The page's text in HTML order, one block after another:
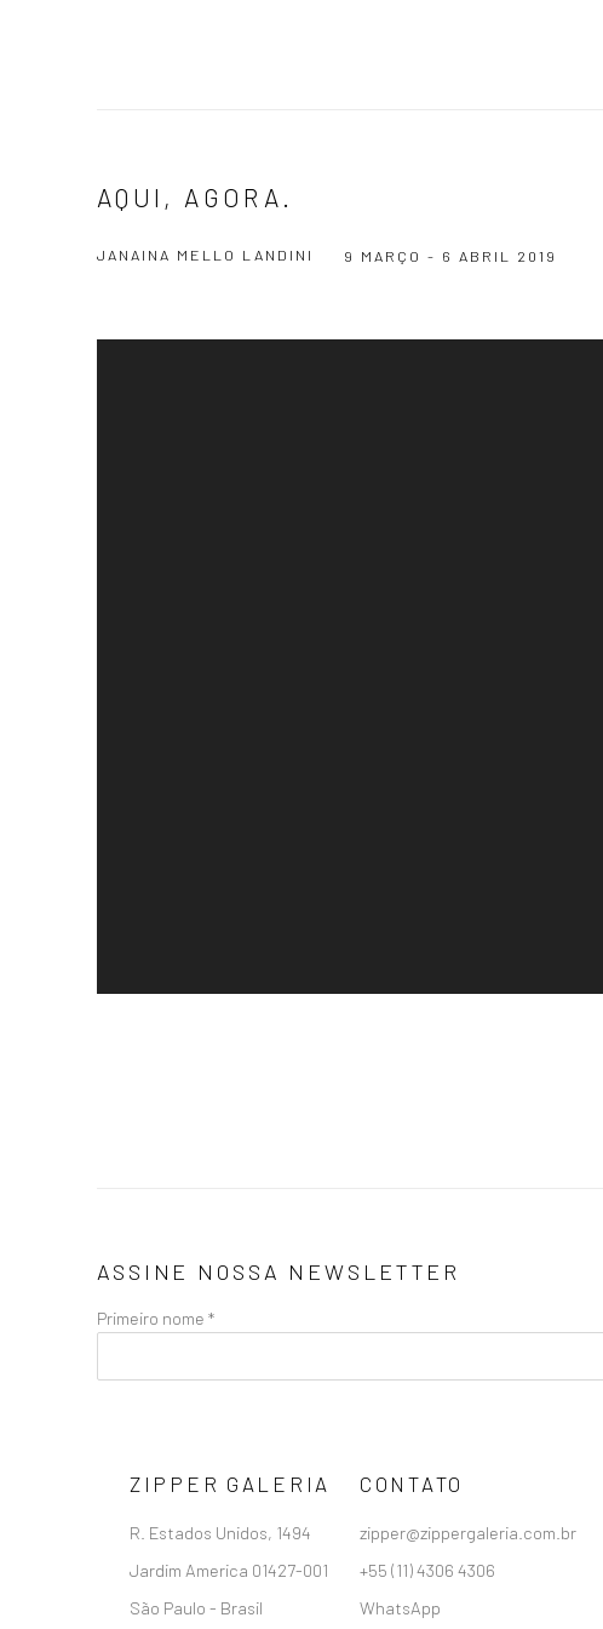
AQUI, AGORA.
JANAINA MELLO LANDINI 9 MARÇO - 6 ABRIL 2019
ASSINE NOSSA NEWSLETTER
Primeiro nome *
ZIPPER GALERIA
R. Estados Unidos, 1494
Jardim America 01427-001
São Paulo - Brasil
CONTATO
zipper@zippergaleria.com.br
+55 (11) 4306 4306
WhatsApp